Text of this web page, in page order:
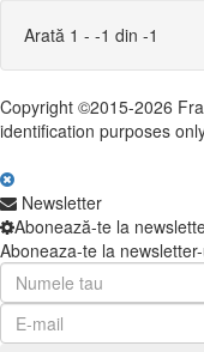
Arată 1 - -1 din -1
Copyright ©2015-2026
identification purposes
Newsletter
Abonează-te la
Aboneaza-te la